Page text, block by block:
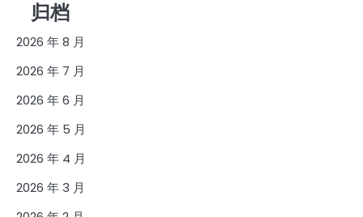
归档
2026 年 8 月
2026 年 7 月
2026 年 6 月
2026 年 5 月
2026 年 4 月
2026 年 3 月